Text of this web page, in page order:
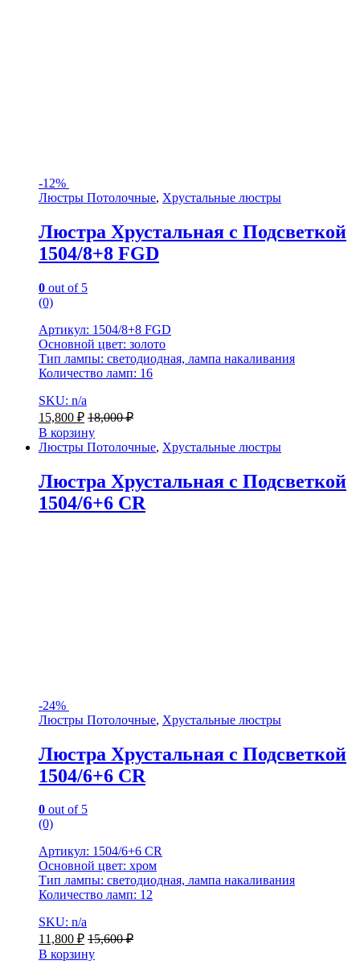
-12%
Люстры Потолочные, Хрустальные люстры
Люстра Хрустальная с Подсветкой
1504/8+8 FGD
0 out of 5
(0)
Артикул: 1504/8+8 FGD
Основной цвет: золото
Тип лампы: светодиодная, лампа накаливания
Количество ламп: 16
SKU: n/a
15,800 ₽ 18,000₽
В корзину
Люстры Потолочные, Хрустальные люстры
Люстра Хрустальная с Подсветкой
1504/6+6 CR
-24%
Люстры Потолочные, Хрустальные люстры
Люстра Хрустальная с Подсветкой
1504/6+6 CR
0 out of 5
(0)
Артикул: 1504/6+6 CR
Основной цвет: хром
Тип лампы: светодиодная, лампа накаливания
Количество ламп: 12
SKU: n/a
11,800 ₽ 15,600₽
В корзину